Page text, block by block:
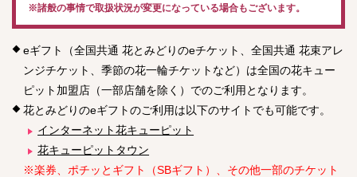
※諸般の事情で取扱状況が変更になっている場合もございます。
eギフト（全国共通 花とみどりのeチケット、全国共通 花束アレ
ンジチケット、季節の花一輪チケットなど）は全国の花キュー
ピット加盟店（一部店舗を除く）でのご利用となります。
花とみどりのeギフトのご利用は以下のサイトでも可能です。
インターネット花キューピット
花キューピットタウン
※楽券、ポチッとギフト（SBギフト）、その他一部のチケット